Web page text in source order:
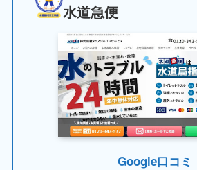
水道急便
Google口コミ